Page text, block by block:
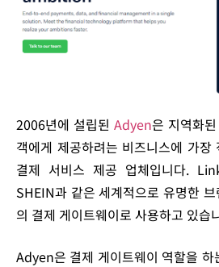
2006년에 설립된 Adyen은 지역화
객에게 제공하려는 비즈니스에 가장
결제 서비스 제공 업체입니다.
SHEIN과 같은 세계적으로 유명한
의 결제 게이트웨이로 사용하고 있습
Adyen은 결제 게이트웨이 역할을 하